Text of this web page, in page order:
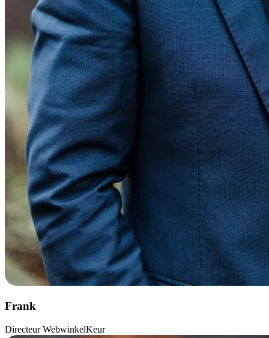
Frank
Directeur WebwinkelKeur